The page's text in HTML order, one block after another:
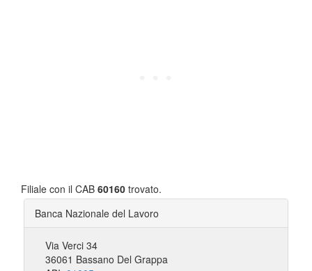
Filiale con il CAB 60160 trovato.
Banca Nazionale del Lavoro
Via Verci 34
36061 Bassano Del Grappa